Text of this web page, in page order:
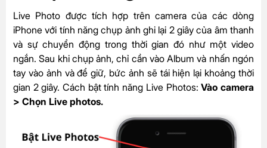
Live Photo được tích hợp trên camera của các dòng
iPhone với tính năng chụp ảnh ghi lại 2 giây của âm thanh
và sự chuyển động trong thời gian đó như một video
ngắn. Sau khi chụp ảnh, chỉ cần vào Album và nhấn ngón
tay vào ảnh và để giữ, bức ảnh sẽ tái hiện lại khoảng thời
gian 2 giây. Cách bật tính năng Live Photos:Vào camera
> Chọn Live photos.